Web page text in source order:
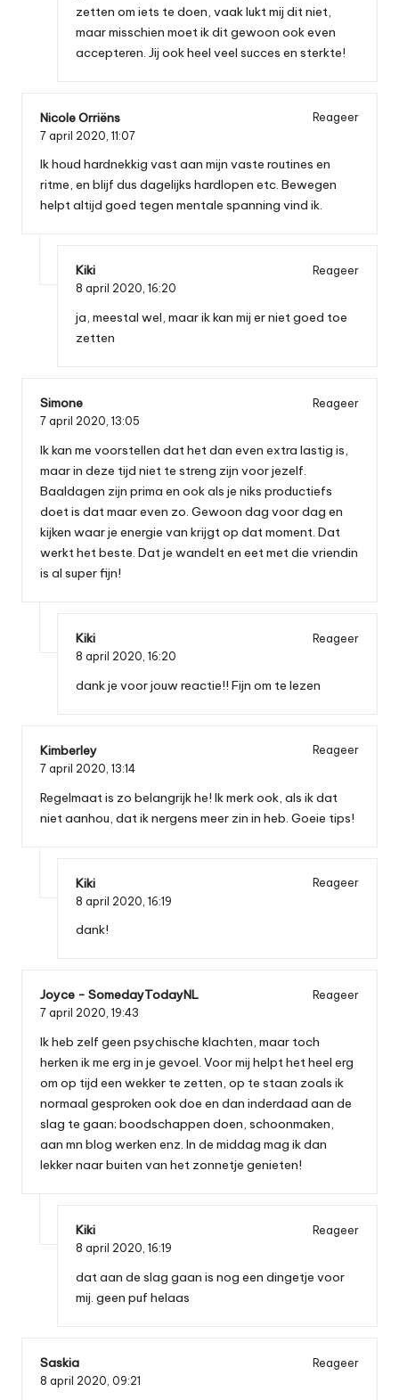
zetten om iets te doen, vaak lukt mij dit niet,
maar misschien moet ik dit gewoon ook even
accepteren. Jij ook heel veel succes en sterkte!
Nicole Orriëns
Reageer
7 april 2020, 11:07
Ik houd hardnekkig vast aan mijn vaste routines en
ritme, en blijf dus dagelijks hardlopen etc. Bewegen
helpt altijd goed tegen mentale spanning vind ik.
Kiki
Reageer
8 april 2020, 16:20
ja, meestal wel, maar ik kan mij er niet goed toe
zetten
Simone
Reageer
7 april 2020, 13:05
Ik kan me voorstellen dat het dan even extra lastig is,
maar in deze tijd niet te streng zijn voor jezelf.
Baaldagen zijn prima en ook als je niks productiefs
doet is dat maar even zo. Gewoon dag voor dag en
kijken waar je energie van krijgt op dat moment. Dat
werkt het beste. Dat je wandelt en eet met die vriendin
is al super fijn!
Kiki
Reageer
8 april 2020, 16:20
dank je voor jouw reactie!! Fijn om te lezen
Kimberley
Reageer
7 april 2020, 13:14
Regelmaat is zo belangrijk he! Ik merk ook, als ik dat
niet aanhou, dat ik nergens meer zin in heb. Goeie tips!
Kiki
Reageer
8 april 2020, 16:19
dank!
Joyce - SomedayTodayNL
Reageer
7 april 2020, 19:43
Ik heb zelf geen psychische klachten, maar toch
herken ik me erg in je gevoel. Voor mij helpt het heel erg
om op tijd een wekker te zetten, op te staan zoals ik
normaal gesproken ook doe en dan inderdaad aan de
slag te gaan; boodschappen doen, schoonmaken,
aan mn blog werken enz. In de middag mag ik dan
lekker naar buiten van het zonnetje genieten!
Kiki
Reageer
8 april 2020, 16:19
dat aan de slag gaan is nog een dingetje voor
mij. geen puf helaas
Saskia
Reageer
8 april 2020, 09:21